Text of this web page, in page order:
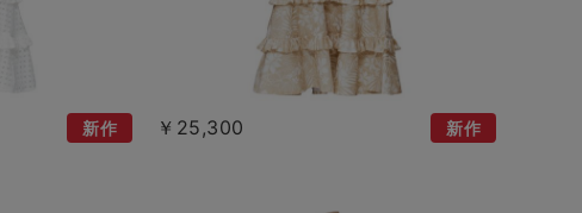
新作 ￥25,300 新作